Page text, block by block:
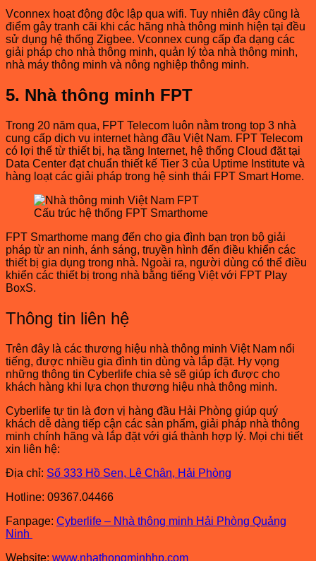
Vconnex hoạt động độc lập qua wifi. Tuy nhiên đây cũng là
điểm gây tranh cãi khi các hãng nhà thông minh hiện tại đều
sử dụng hệ thống Zigbee. Vconnex cung cấp đa dạng các
giải pháp cho nhà thông minh, quản lý tòa nhà thông minh,
nhà máy thông minh và nông nghiệp thông minh.
5. Nhà thông minh FPT
Trong 20 năm qua, FPT Telecom luôn nằm trong top 3 nhà
cung cấp dịch vụ internet hàng đầu Việt Nam. FPT Telecom
có lợi thế từ thiết bị, hạ tầng Internet, hệ thống Cloud đặt tại
Data Center đạt chuẩn thiết kế Tier 3 của Uptime Institute và
hàng loạt các giải pháp trong hệ sinh thái FPT Smart Home.
Cấu trúc hệ thống FPT Smarthome
FPT Smarthome mang đến cho gia đình bạn trọn bộ giải
pháp từ an ninh, ánh sáng, truyền hình đến điều khiển các
thiết bị gia dụng trong nhà. Ngoài ra, người dùng có thể điều
khiển các thiết bị trong nhà bằng tiếng Việt với FPT Play
BoxS.
Thông tin liên hệ
Trên đây là các thương hiệu nhà thông minh Việt Nam nổi
tiếng, được nhiều gia đình tin dùng và lắp đặt. Hy vọng
những thông tin Cyberlife chia sẻ sẽ giúp ích được cho
khách hàng khi lựa chọn thương hiệu nhà thông minh.
Cyberlife tự tin là đơn vị hàng đầu Hải Phòng giúp quý
khách dễ dàng tiếp cận các sản phẩm, giải pháp nhà thông
minh chính hãng và lắp đặt với giá thành hợp lý. Mọi chi tiết
xin liên hệ:
Địa chỉ: Số 333 Hồ Sen, Lê Chân, Hải Phòng
Hotline: 09367.04466
Fanpage: Cyberlife – Nhà thông minh Hải Phòng Quảng
Ninh
Website: www.nhathongminhhp.com